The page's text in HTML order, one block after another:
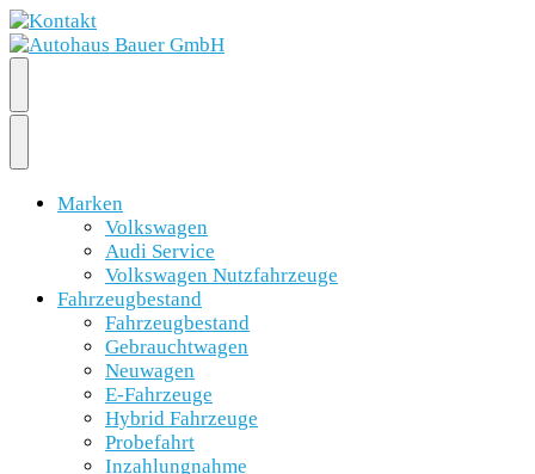
Marken
Volkswagen
Audi Service
Volkswagen Nutzfahrzeuge
Fahrzeugbestand
Fahrzeugbestand
Gebrauchtwagen
Neuwagen
E-Fahrzeuge
Hybrid Fahrzeuge
Probefahrt
Inzahlungnahme